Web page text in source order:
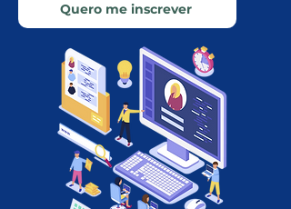
Quero me inscrever